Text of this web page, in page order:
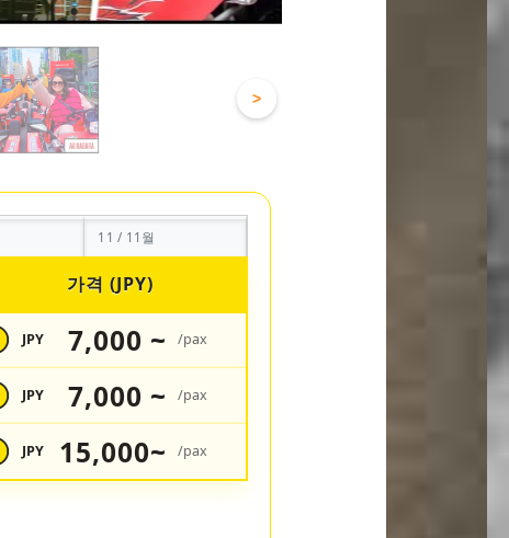
>
11 / 11월
가격 (JPY)
JPY 7,000 ~ /pax
JPY 7,000 ~ /pax
JPY 15,000~ /pax